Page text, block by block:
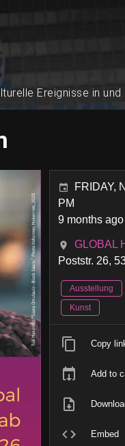
Ereignisse in und
FRIDAY,
PM
9 months ago
GLOBAL
Poststr. 26,
Ausstellung
Kunst
Copy
Add to
Embed